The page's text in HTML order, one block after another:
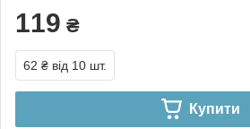
119 ₴
62 ₴ від 10 шт.
Купити